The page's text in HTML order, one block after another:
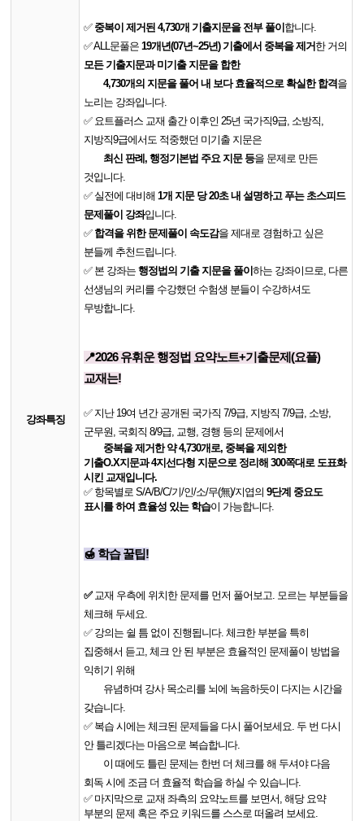
강좌특징
✅ 중복이 제거된 4,730개 기출지문을 전부 풀이 합니다.
✅ ALL문풀은19개년(07년~25년) 기출에서 중복을 제거 한 거의
모든 기출지문과 미기출 지문을 합한
4,730개의 지문을 풀어 내 보다 효율적으로 확실한 합격을
노리는 강좌입니다.
✅ 요트플러스 교재 출간 이후인 25년 국가직9급, 소방직,
지방직9급에서도 적중했던 미기출 지문은
최신 판례, 행정기본법 주요 지문 등을 문제로 만든
것입니다.
✅ 실전에 대비해1개 지문 당 20초 내 설명하고 푸는 초스피드
문제풀이 강좌입니다.
✅​ 합격을 위한 문제풀이 속도감을 제대로 경험하고 싶은
분들께 추천드립니다.
✅​ 본 강좌는행정법의 기출 지문을 풀이하는 강좌이므로, 다른
선생님의 커리를 수강했던 수험생 분들이 수강하셔도
무방합니다.
📍2026 유휘운 행정법 요약노트+기출문제(요플)
교재는!
✅ 지난 19여 년간 공개된 국가직 7/9급, 지방직 7/9급, 소방,
군무원, 국회직 8/9급, 교행, 경행 등의 문제에서
중복을 제거한 약 4,730개로, 중복을 제외한
기출O.X지문과 4지선다형 지문으로 정리해 300쪽대로 도표화
시킨 교재입니다.
✅ 항목별로 S/A/B/C/기/인/소/무(無)/지엽의9단계 중요도
표시를 하여 효율성 있는 학습이 가능합니다.
🍯 학습 꿀팁!
✅교재 우측에 위치한 문제를 먼저 풀어보고. 모르는 부분들을
체크해 두세요.
✅ 강의는 쉴 틈 없이 진행됩니다. 체크한 부분을 특히
집중해서 듣고, 체크 안 된 부분은 효율적인 문제풀이 방법을
익히기 위해
유념하며 강사 목소리를 뇌에 녹음하듯이 다지는 시간을
갖습니다. ​​
✅ 복습 시에는 체크된 문제들을 다시 풀어보세요. 두 번 다시
안 틀리겠다는 마음으로 복습합니다.
이 때에도 틀린 문제는 한번 더 체크를 해 두셔야 다음
회독 시에 조금 더 효율적 학습을 하실 수 있습니다.
✅ 마지막으로 교재 좌측의 요약노트를 보면서, 해당 요약
부분의 문제 혹은 주요 키워드를 스스로 떠올려 보세요.